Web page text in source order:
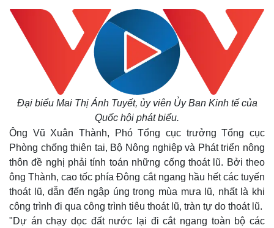
Đại biểu Mai Thị Ánh Tuyết, ủy viên Ủy Ban Kinh tế của
Quốc hội phát biểu.
Ông Vũ Xuân Thành, Phó Tổng cục trưởng Tổng cục
Phòng chống thiên tai, Bộ Nông nghiệp và Phát triển nông
thôn đề nghị phải tính toán những cống thoát lũ. Bởi theo
ông Thành, cao tốc phía Đông cắt ngang hầu hết các tuyến
thoát lũ, dẫn đến ngập úng trong mùa mưa lũ, nhất là khi
công trình đi qua công trình tiêu thoát lũ, tràn tự do thoát lũ.
"Dự án chạy dọc đất nước lại đi cắt ngang toàn bộ các